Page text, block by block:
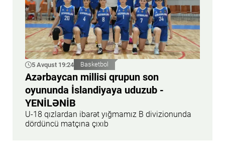
5 Avqust 19:24 Basketbol
Azərbaycan millisi qrupun son
oyununda İslandiyaya uduzub -
YENİLƏNİB
U-18 qızlardan ibarət yığmamız B divizionunda
dördüncü matçına çıxıb